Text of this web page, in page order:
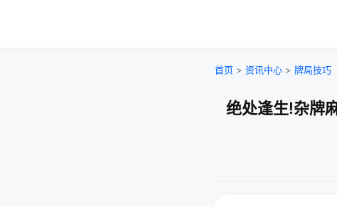
首页 > 资讯中心 > 牌局技巧
绝处逢生!杂牌